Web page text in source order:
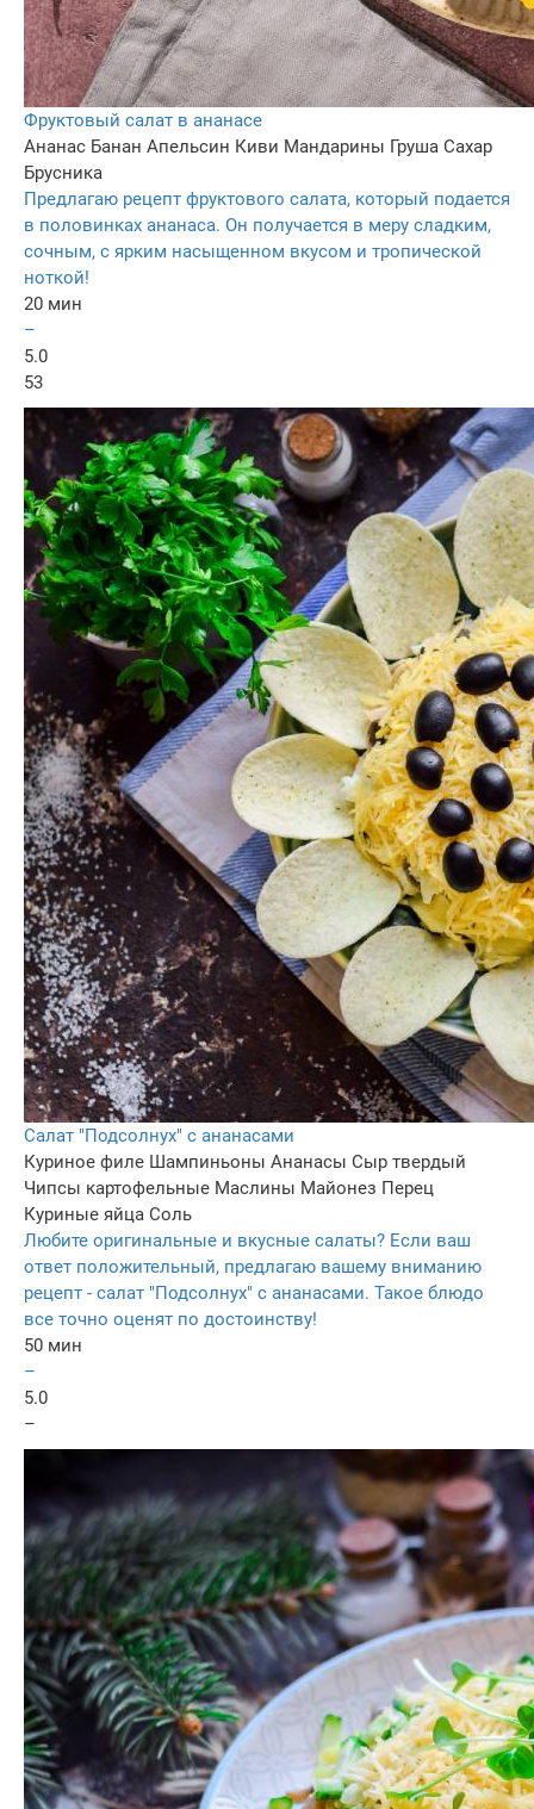
Фруктовый салат в ананасе
Ананас Банан Апельсин Киви Мандарины Груша Сахар
Брусника
Предлагаю рецепт фруктового салата, который подается
в половинках ананаса. Он получается в меру сладким,
сочным, с ярким насыщенном вкусом и тропической
ноткой!
20 мин
–
5.0
53
Салат "Подсолнух" с ананасами
Куриное филе Шампиньоны Ананасы Сыр твердый
Чипсы картофельные Маслины Майонез Перец
Куриные яйца Соль
Любите оригинальные и вкусные салаты? Если ваш
ответ положительный, предлагаю вашему вниманию
рецепт - салат "Подсолнух" с ананасами. Такое блюдо
все точно оценят по достоинству!
50 мин
–
5.0
–